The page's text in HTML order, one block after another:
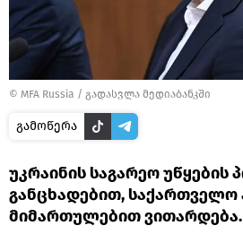
© MFA Russia / გადასვლა მედიაბანკში
გამოწერა
უკრაინის საგარეო უწყების
განცხადებით, საქართველო
მიმართულებით ვითარდება.